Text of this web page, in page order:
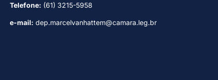
Telefone: (61) 3215-5958
e-mail: dep.marcelvanhattem@camara.leg.br